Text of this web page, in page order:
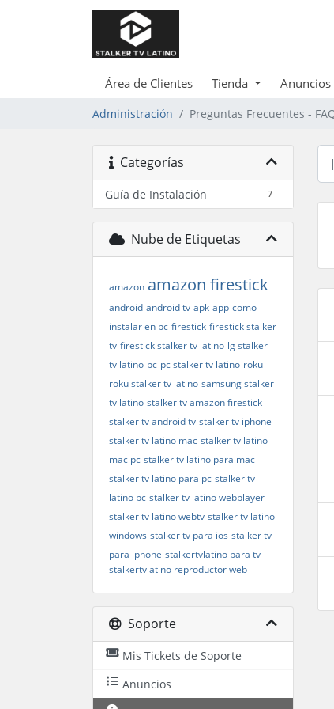
Área de Clientes Tienda Anuncios
Administración Preguntas Frecuentes -
Categorías
Guía de Instalación 7
Nube de Etiquetas
amazon amazon firestick
android android tv apk app como
instalar en pc firestick firestick stalker
tv firestick stalker tv latino lg stalker
tv latino pc pc stalker tv latino roku
roku stalker tv latino samsung stalker
tv latino stalker tv amazon firestick
stalker tv android tv stalker tv iphone
stalker tv latino mac stalker tv latino
mac pc stalker tv latino para mac
stalker tv latino para pc stalker tv
latino pc stalker tv latino webplayer
stalker tv latino webtv stalker tv latino
windows stalker tv para ios stalker tv
para iphone stalkertvlatino para tv
stalkertvlatino reproductor web
Soporte
Mis Tickets de Soporte
Anuncios